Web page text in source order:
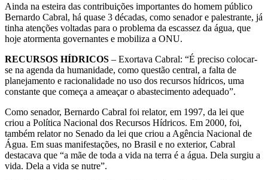
Ainda na esteira das contribuições importantes do homem público
Bernardo Cabral, há quase 3 décadas, como senador e palestrante, já
tinha atenções voltadas para o problema da escassez da água, que
hoje atormenta governantes e mobiliza a ONU.
RECURSOS HÍDRICOS – Exortava Cabral: “É preciso colocar-
se na agenda da humanidade, como questão central, a falta de
planejamento e racionalidade no uso dos recursos hídricos, uma
constante que começa a ameaçar o abastecimento adequado”.
Como senador, Bernardo Cabral foi relator, em 1997, da lei que
criou a Política Nacional dos Recursos Hídricos. Em 2000, foi,
também relator no Senado da lei que criou a Agência Nacional de
Água. Em suas manifestações, no Brasil e no exterior, Cabral
destacava que “a mãe de toda a vida na terra é a água. Dela surgiu a
vida. Dela a vida se nutre”.